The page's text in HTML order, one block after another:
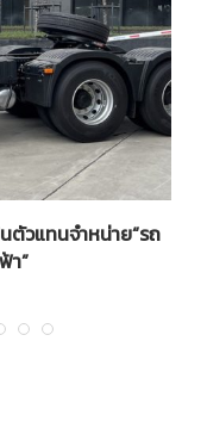
วแทนจำหน่าย“รถ
า”